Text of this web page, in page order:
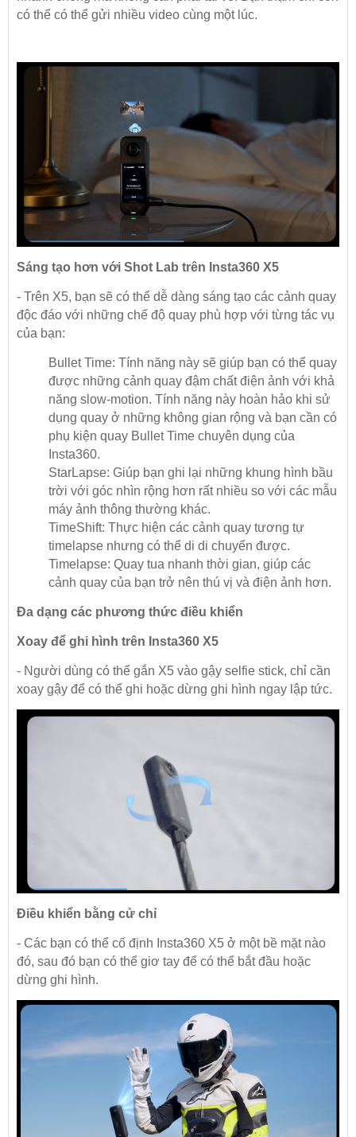
có thể có thể gửi nhiều video cùng một lúc.
Sáng tạo hơn với Shot Lab trên Insta360 X5
- Trên X5, bạn sẽ có thể dễ dàng sáng tạo các cảnh quay
độc đáo với những chế độ quay phù hợp với từng tác vụ
của bạn:
Bullet Time: Tính năng này sẽ giúp bạn có thể quay
được những cảnh quay đậm chất điện ảnh với khả
năng slow-motion. Tính năng này hoàn hảo khi sử
dụng quay ở những không gian rộng và bạn cần có
phụ kiện quay Bullet Time chuyên dụng của
Insta360.
StarLapse: Giúp bạn ghi lại những khung hình bầu
trời với góc nhìn rộng hơn rất nhiều so với các mẫu
máy ảnh thông thường khác.
TimeShift: Thực hiện các cảnh quay tương tự
timelapse nhưng có thể di di chuyển được.
Timelapse: Quay tua nhanh thời gian, giúp các
cảnh quay của bạn trở nên thú vị và điện ảnh hơn.
Đa dạng các phương thức điều khiển
Xoay để ghi hình trên Insta360 X5
- Người dùng có thể gắn X5 vào gậy selfie stick, chỉ cần
xoay gậy để có thể ghi hoặc dừng ghi hình ngay lập tức.
Điều khiển bằng cử chỉ
- Các bạn có thể cố định Insta360 X5 ở một bề mặt nào
đó, sau đó bạn có thể giơ tay để có thể bắt đầu hoặc
dừng ghi hình.